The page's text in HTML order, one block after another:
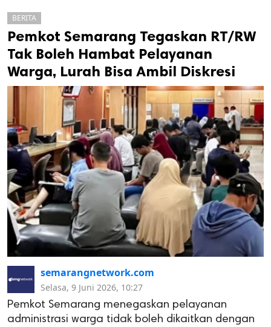
cipta.
BERITA
Pemkot Semarang Tegaskan RT/RW
Tak Boleh Hambat Pelayanan
Warga, Lurah Bisa Ambil Diskresi
semarangnetwork.com
Selasa, 9 Juni 2026, 10:27
Pemkot Semarang menegaskan pelayanan
administrasi warga tidak boleh dikaitkan dengan